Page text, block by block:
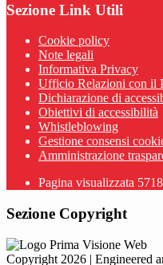
Sezione Link Utili
Cookie policy
Note legali
Informativa Privacy
Ufficio Relazioni con il
Dichiarazione di
Obiettivi di accessibilità
Whistleblowing
Gestione consensi
Amministrazione
Pagina visualizzata 5718
Sezione Copyright
Copyright 2026 | Engineered